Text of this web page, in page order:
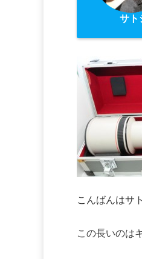
サト
こんばんはサ
この長いのは